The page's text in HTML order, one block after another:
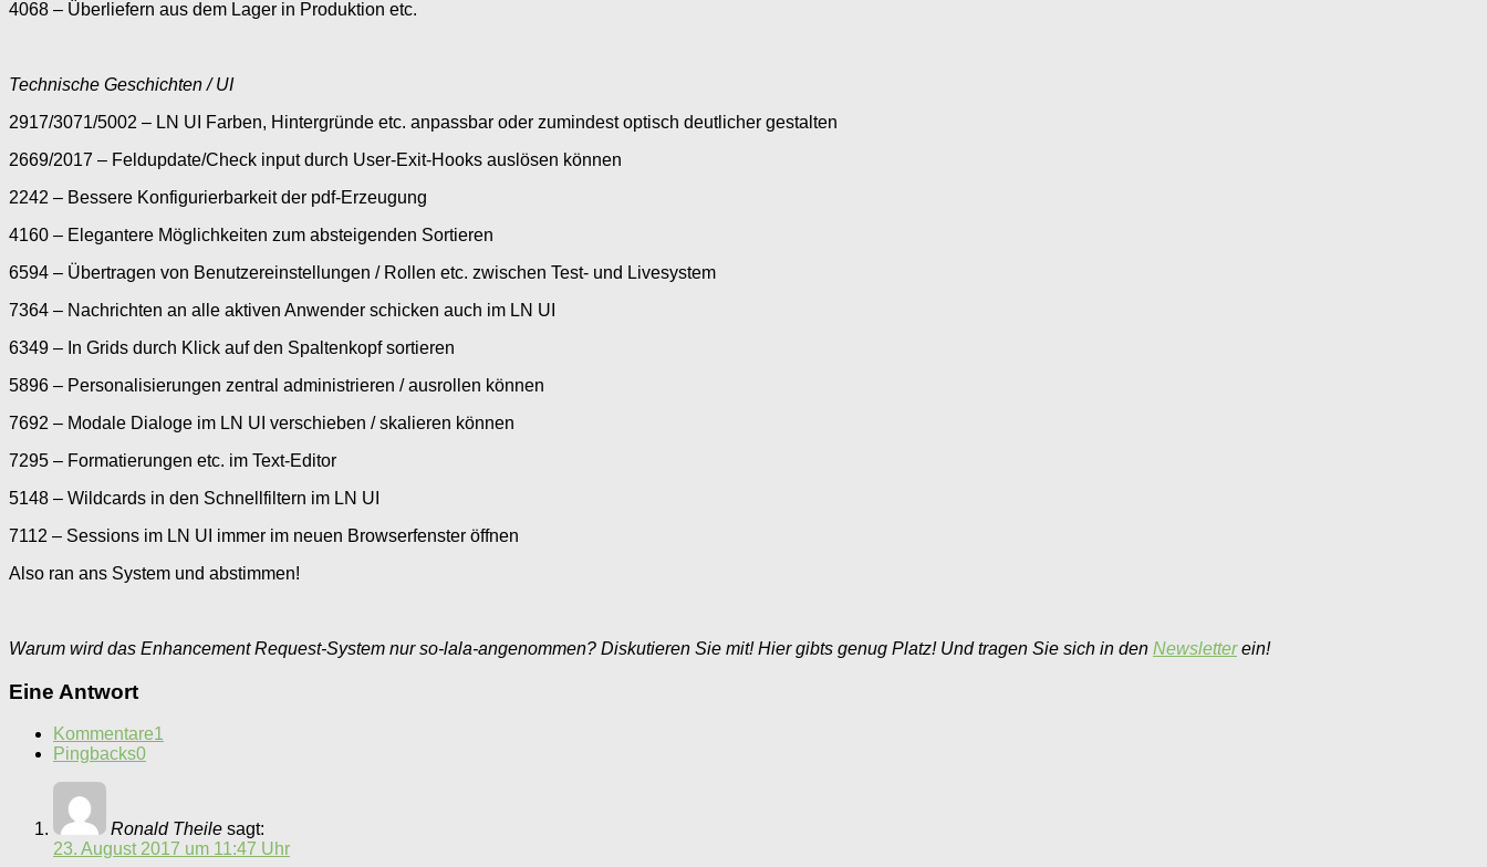
4068 – Überliefern aus dem Lager in Produktion etc.
Technische Geschichten / UI
2917/3071/5002 – LN UI Farben, Hintergründe etc. anpassbar oder zumindest optisch deutlicher gestalten
2669/2017 – Feldupdate/Check input durch User-Exit-Hooks auslösen können
2242 – Bessere Konfigurierbarkeit der pdf-Erzeugung
4160 – Elegantere Möglichkeiten zum absteigenden Sortieren
6594 – Übertragen von Benutzereinstellungen / Rollen etc. zwischen Test- und Livesystem
7364 – Nachrichten an alle aktiven Anwender schicken auch im LN UI
6349 – In Grids durch Klick auf den Spaltenkopf sortieren
5896 – Personalisierungen zentral administrieren / ausrollen können
7692 – Modale Dialoge im LN UI verschieben / skalieren können
7295 – Formatierungen etc. im Text-Editor
5148 – Wildcards in den Schnellfiltern im LN UI
7112 – Sessions im LN UI immer im neuen Browserfenster öffnen
Also ran ans System und abstimmen!
Warum wird das Enhancement Request-System nur so-lala-angenommen? Diskutieren Sie mit! Hier gibts genug Platz! Und tragen Sie sich in den Newsletterein!
Eine Antwort
Kommentare1
Pingbacks0
Ronald Theile sagt:
23. August 2017 um 11:47 Uhr